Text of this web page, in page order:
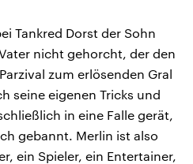
Tankred Dorst der Sohn
nicht gehorcht, der den
zum erlösenden Gral
seine eigenen Tricks und
in eine Falle gerät,
gebannt. Merlin ist also
ein Spieler, ein Entertainer,